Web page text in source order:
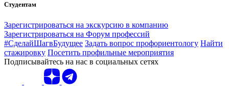
Студентам
Зарегистрироваться на экскурсию в компанию
Зарегистрироваться на Форум профессий
#СделайШагвБудущее Задать вопрос профориентологу Найти
стажировку Посетить профильные мероприятия
Подписывайтесь на нас в социальных сетях